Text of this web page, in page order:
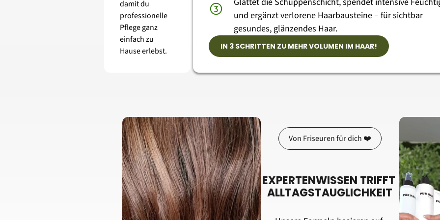
damit du
professionelle
Pflege ganz
einfach zu
Hause erlebst.
und ergänzt verlorene Haarbausteine – für sichtbar
gesundes, glänzendes Haar.
IN 3 SCHRITTEN ZU MEHR VOLUMEN IM HAAR!
Von Friseuren für dich ❤️
EXPERTENWISSEN TRIFFT
ALLTAGSTAUGLICHKEIT